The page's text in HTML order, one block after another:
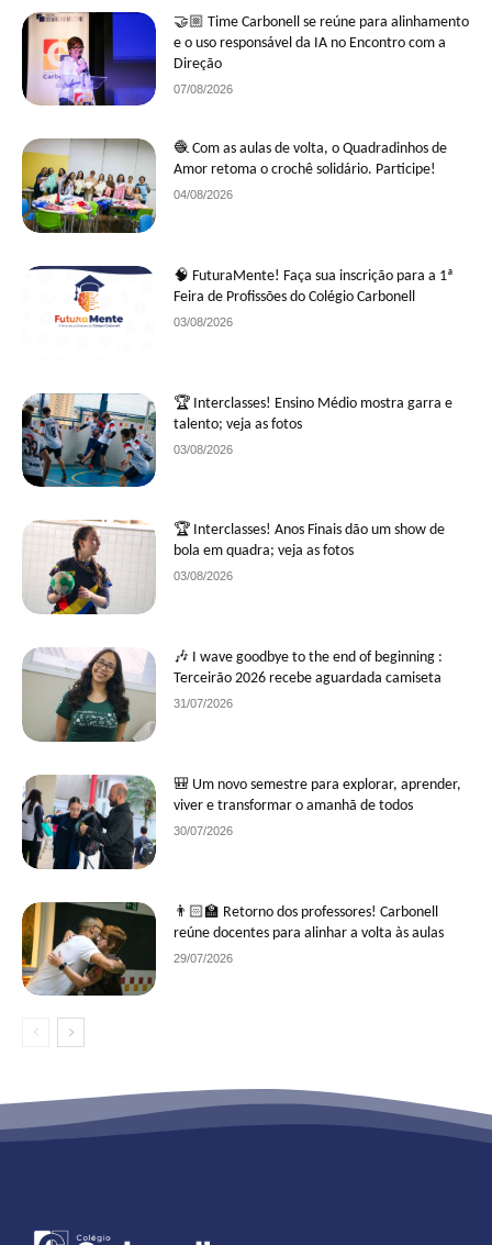
🤝🏼 Time Carbonell se reúne para alinhamento
e o uso responsável da IA no Encontro com a
Direção
07/08/2026
🧶 Com as aulas de volta, o Quadradinhos de
Amor retoma o crochê solidário. Participe!
04/08/2026
🧠 FuturaMente! Faça sua inscrição para a 1ª
Feira de Profissões do Colégio Carbonell
03/08/2026
🏆 Interclasses! Ensino Médio mostra garra e
talento; veja as fotos
03/08/2026
🏆 Interclasses! Anos Finais dão um show de
bola em quadra; veja as fotos
03/08/2026
🎶 I wave goodbye to the end of beginning :
Terceirão 2026 recebe aguardada camiseta
31/07/2026
🎒 Um novo semestre para explorar, aprender,
viver e transformar o amanhã de todos
30/07/2026
👨🏻‍🏫 Retorno dos professores! Carbonell
reúne docentes para alinhar a volta às aulas
29/07/2026